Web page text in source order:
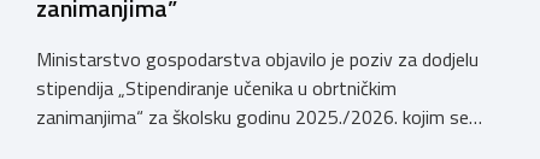
zanimanjima”
Ministarstvo gospodarstva objavilo je poziv za dodjelu
stipendija „Stipendiranje učenika u obrtničkim
zanimanjima“ za školsku godinu 2025./2026. kojim se